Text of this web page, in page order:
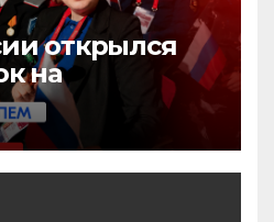
открылся
на
премию